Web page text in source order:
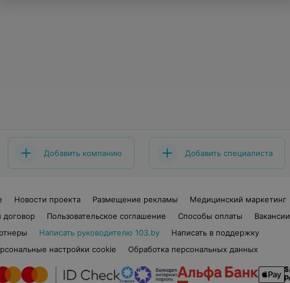
Добавить компанию Добавить специалиста
Новости проекта Размещение рекламы
Медицинский маркетинг
договор
Пользовательское соглашение Способы оплаты
Вакансии
Написать руководителю 103.by
Написать в поддержку
настройки cookie
Обработка персональных данных